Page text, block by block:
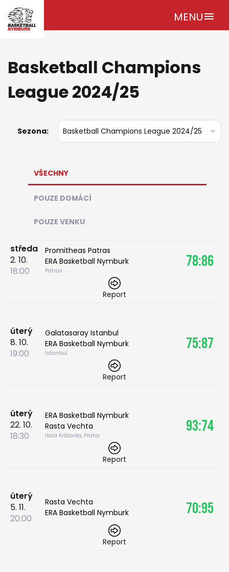
MENUmenu
Basketball Champions
League 2024/25
Sezona:
VŠECHNY
POUZE DOMÁCÍ
POUZE VENKU
středa
2. 10.
18:00
Promitheas Patras
ERA Basketball Nymburk
Patras
78:86
Report
úterý
8. 10.
19:00
Galatasaray Istanbul
ERA Basketball Nymburk
Istanbul
75:87
Report
úterý
22. 10.
18:30
ERA Basketball Nymburk
Rasta Vechta
Hala Královka, Praha
93:74
Report
úterý
5. 11.
20:00
Rasta Vechta
ERA Basketball Nymburk
70:95
Report